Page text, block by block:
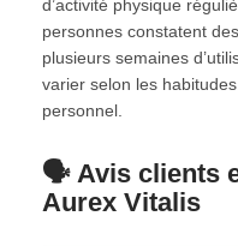
d’activité physique
personnes constatent
plusieurs semaines
varier selon les
personnel.
🗣️ Avis clients
Aurex Vitalis